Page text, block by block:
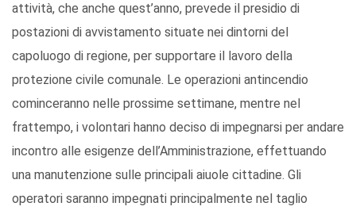
attività, che anche quest’anno, prevede il presidio di
postazioni di avvistamento situate nei dintorni del
capoluogo di regione, per supportare il lavoro della
protezione civile comunale. Le operazioni antincendio
cominceranno nelle prossime settimane, mentre nel
frattempo, i volontari hanno deciso di impegnarsi per andare
incontro alle esigenze dell’Amministrazione, effettuando
una manutenzione sulle principali aiuole cittadine. Gli
operatori saranno impegnati principalmente nel taglio